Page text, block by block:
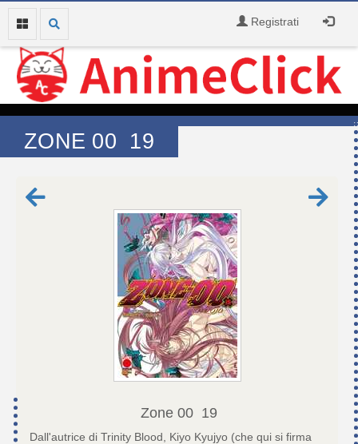
Registrati
ZONE 00 19
Zone 00 19
Dall'autrice di Trinity Blood, Kiyo Kyujyo (che qui si firma